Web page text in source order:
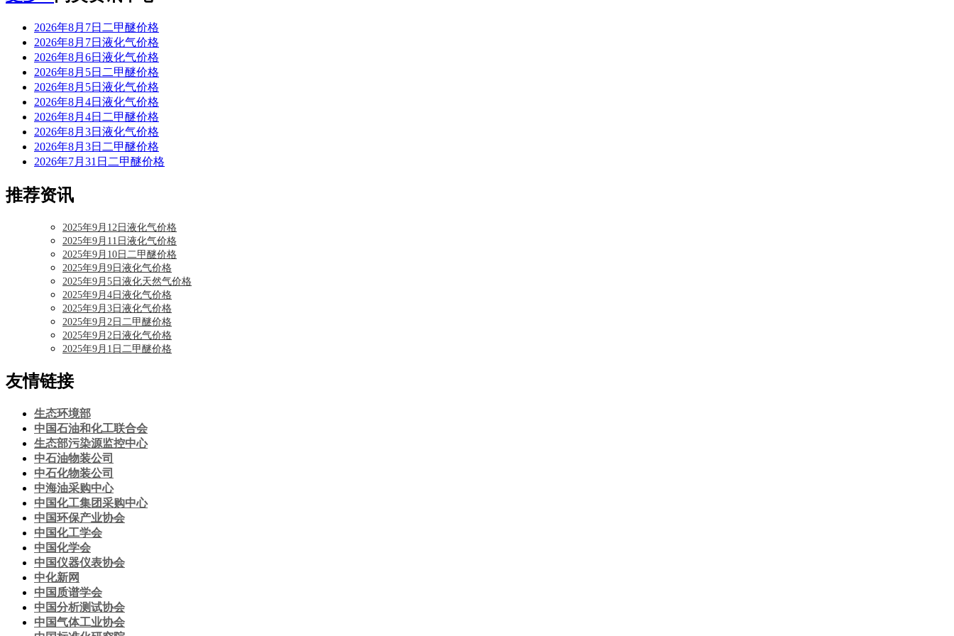
2026年8月7日二甲醚价格
2026年8月7日液化气价格
2026年8月6日液化气价格
2026年8月5日二甲醚价格
2026年8月5日液化气价格
2026年8月4日液化气价格
2026年8月4日二甲醚价格
2026年8月3日液化气价格
2026年8月3日二甲醚价格
2026年7月31日二甲醚价格
推荐资讯
2025年9月12日液化气价格
2025年9月11日液化气价格
2025年9月10日二甲醚价格
2025年9月9日液化气价格
2025年9月5日液化天然气价格
2025年9月4日液化气价格
2025年9月3日液化气价格
2025年9月2日二甲醚价格
2025年9月2日液化气价格
2025年9月1日二甲醚价格
友情链接
生态环境部
中国石油和化工联合会
生态部污染源监控中心
中石油物装公司
中石化物装公司
中海油采购中心
中国化工集团采购中心
中国环保产业协会
中国化工学会
中国化学会
中国仪器仪表协会
中化新网
中国质谱学会
中国分析测试协会
中国气体工业协会